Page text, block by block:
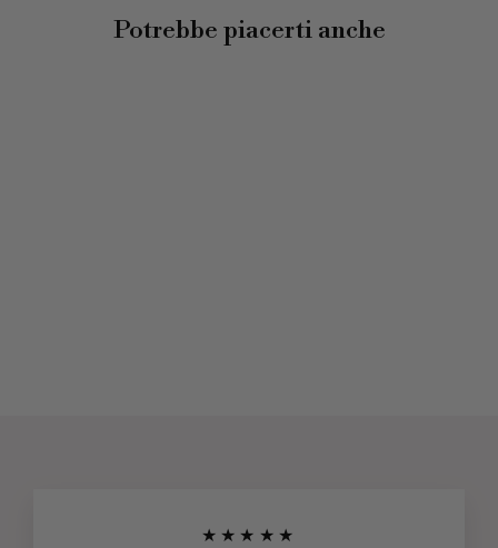
Potrebbe piacerti anche
★★★★★